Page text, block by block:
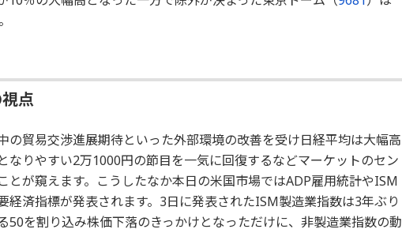
点
の貿易交渉進展期待といった外部環境の改善を受け日経平均は大幅高
なりやすい2万1000円の節目を一気に回復するなどマーケットのセン
とが窺えます。こうしたなか本日の米国市場ではADP雇用統計やISM
経済指標が発表されます。3日に発表されたISM製造業指数は3年ぶり
50を割り込み株価下落のきっかけとなっただけに、非製造業指数の動